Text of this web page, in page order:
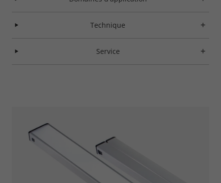
Technique
Service